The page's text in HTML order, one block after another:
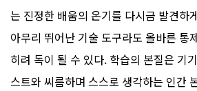
는 진정한 배움의 온기를 다시금 발견하
아무리 뛰어난 기술 도구라도 올바른 통
히려 독이 될 수 있다. 학습의 본질은 기
스트와 씨름하며 스스로 생각하는 인간